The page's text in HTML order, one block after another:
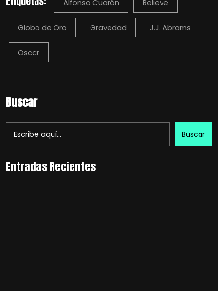
Alfonso Cuarón Believe
Globo de Oro Gravedad J.J. Abrams
Oscar
Buscar
Buscar
Entradas Recientes